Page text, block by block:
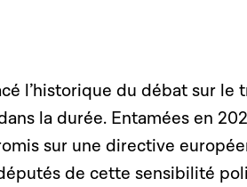
l’historique du débat sur le
la durée. Entamées en
sur une directive
de cette sensibilité